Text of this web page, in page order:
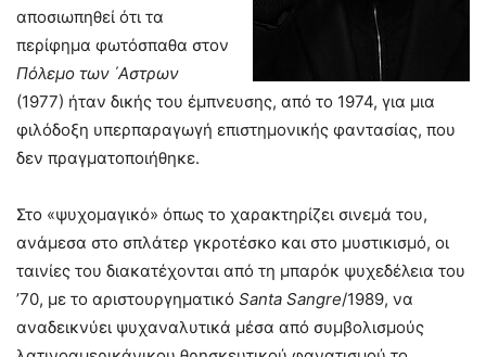
αποσιωπηθεί ότι τα
περίφημα φωτόσπαθα στον
Πόλεμο των ΄Αστρων
(1977) ήταν δικής του έμπνευσης, από το 1974, για μια
φιλόδοξη υπερπαραγωγή επιστημονικής φαντασίας, που
δεν πραγματοποιήθηκε.
Στο «ψυχομαγικό» όπως το χαρακτηρίζει σινεμά του,
ανάμεσα στο σπλάτερ γκροτέσκο και στο μυστικισμό, οι
ταινίες του διακατέχονται από τη μπαρόκ ψυχεδέλεια του
’70, με το αριστουργηματικό Santa Sangre/1989, να
αναδεικνύει ψυχαναλυτικά μέσα από συμβολισμούς